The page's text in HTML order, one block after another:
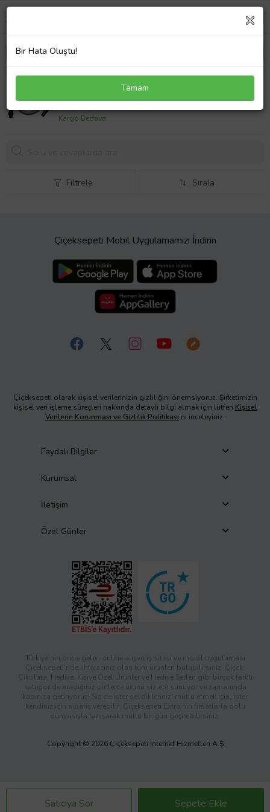
Electrolux Uyumlu ZJM 6810 Jetmaxx Süpürge
Katlanmaz Dayanıklı Güçlü Hortumu
893,76 TL
Kargo Bedava
Satıcıya Sor Sepete Ekle
Filtrele Sırala
Çiçeksepeti Mobil Uygulamamızı İndirin
Çiçeksepeti olarak kişisel verilerinizin gizliliğini önemsiyoruz. Şirketimizin
kişisel veri işleme süreçleri hakkında detaylı bilgi almak için lütfen Kişisel
Verilerin Korunması ve Gizlilik Politikası’nı inceleyiniz.
Faydalı Bilgiler
Kurumsal
İletişim
Özel Günler
Türkiye’nin önde gelen online alışveriş sitesi ve mobil uygulaması
Çiçeksepeti’nde, ihtiyacınız olan tüm ürünleri bulabilirsiniz. Çiçek,
Çikolata, Hediye, Kişiye Özel Ürünler ve Hediye Setleri gibi birçok farklı
kategoride aradığınız binlerce ürünü sizlere sunuyor ve zamanında
kapınıza getiriyoruz! Siz de ister sevdiklerinizi mutlu etmek için, ister
kendiniz için sipariş verebilir; Çiçeksepeti Extra’nın fırsatlarla dolu
dünyasıyla tanışarak mutlu bir gün geçirebilirsiniz.
Copyright © 2026 Çiçeksepeti İnternet Hizmetleri A.Ş
Bir Hata Oluştu!
Tamam